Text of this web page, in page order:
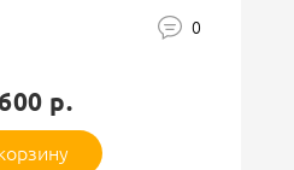
0
р.